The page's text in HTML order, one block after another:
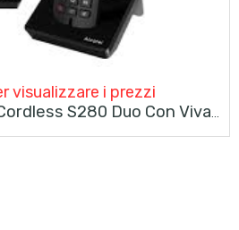
visualizzare i prezzi
Alcatel Telefono Cordless S280 Duo Con Vivavoce E Blocco Delle Chiamate Nero